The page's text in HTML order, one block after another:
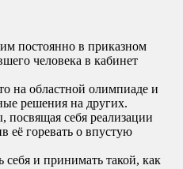
постоянно в приказном
человека в кабинет
на областной олимпиаде и
решения на других.
посвящая себя реализации
её горевать о впустую
и принимать такой, как